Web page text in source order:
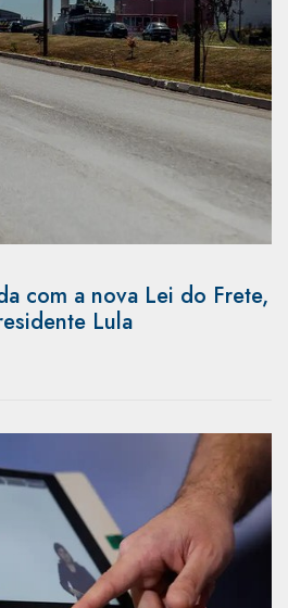
com a nova Lei do Frete,
Lula